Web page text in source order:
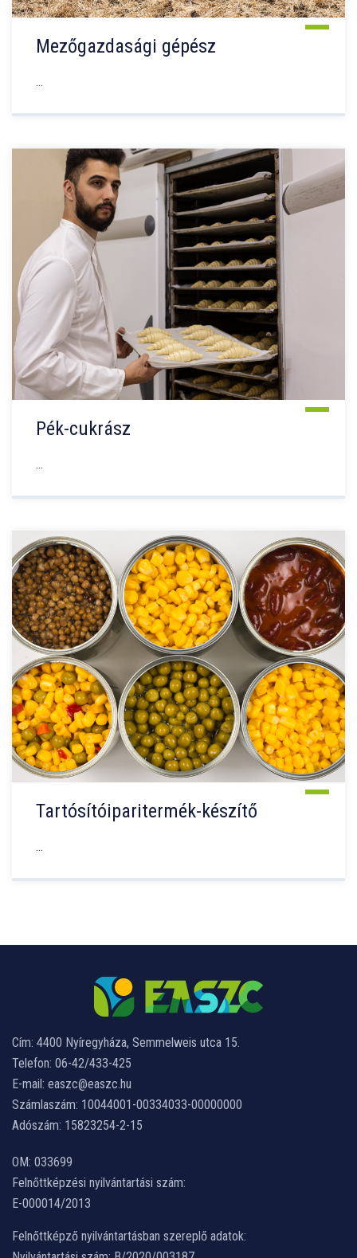
Mezőgazdasági gépész
...
Pék-cukrász
...
Tartósítóiparitermék-készítő
...
Cím: 4400 Nyíregyháza, Semmelweis utca 15.
Telefon: 06-42/433-425
E-mail: easzc@easzc.hu
Számlaszám: 10044001-00334033-00000000
Adószám: 15823254-2-15
OM: 033699
Felnőttképzési nyilvántartási szám:
E-000014/2013
Felnőttképző nyilvántartásban szereplő adatok: